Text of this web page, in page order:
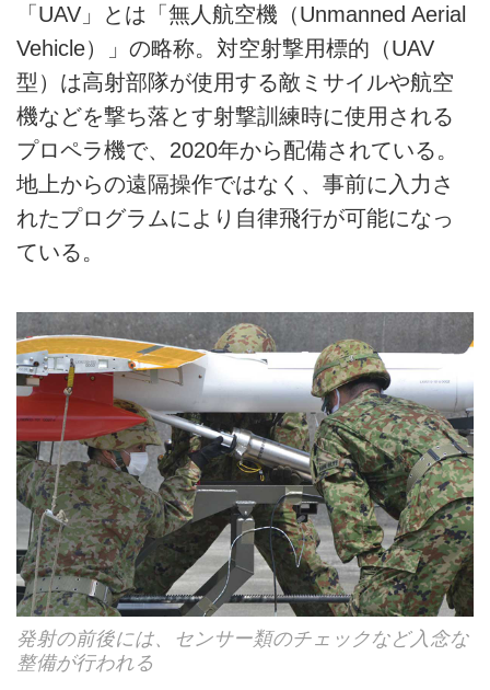
「UAV」とは「無人航空機（Unmanned Aerial
Vehicle）」の略称。対空射撃用標的（UAV
型）は高射部隊が使用する敵ミサイルや航空
機などを撃ち落とす射撃訓練時に使用される
プロペラ機で、2020年から配備されている。
地上からの遠隔操作ではなく、事前に入力さ
れたプログラムにより自律飛行が可能になっ
ている。
発射の前後には、センサー類のチェックなど入念な
整備が行われる